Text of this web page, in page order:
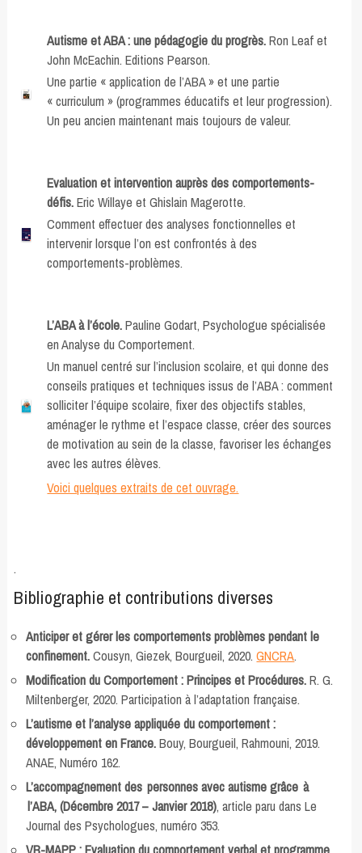
Autisme et ABA : une pédagogie du progrès.Ron Leaf et
John McEachin. Editions Pearson.
Une partie « application de l’ABA » et une partie
« curriculum » (programmes éducatifs et leur progression).
Un peu ancien maintenant mais toujours de valeur.
Evaluation et intervention auprès des comportements-
défis.Eric Willaye et Ghislain Magerotte.
Comment effectuer des analyses fonctionnelles et
intervenir lorsque l’on est confrontés à des
comportements-problèmes.
L’ABA à l’école.Pauline Godart, Psychologue spécialisée
en Analyse du Comportement.
Un manuel centré sur l’inclusion scolaire, et qui donne des
conseils pratiques et techniques issus de l’ABA : comment
solliciter l’équipe scolaire, fixer des objectifs stables,
aménager le rythme et l’espace classe, créer des sources
de motivation au sein de la classe, favoriser les échanges
avec les autres élèves.
Voici quelques extraits de cet ouvrage.
.
Bibliographie et contributions diverses
Anticiper et gérer les comportements problèmes pendant le
confinement.Cousyn, Giezek, Bourgueil, 2020.GNCRA.
Modification du Comportement : Principes et Procédures.R. G.
Miltenberger, 2020. Participation à l’adaptation française.
L’autisme et l’analyse appliquée du comportement :
développement en France.Bouy, Bourgueil, Rahmouni, 2019.
ANAE, Numéro 162.
L’accompagnement des personnes avec autisme grâce à
l’ABA, (Décembre 2017 – Janvier 2018), article paru dans Le
Journal des Psychologues, numéro 353.